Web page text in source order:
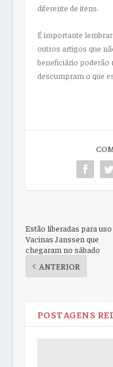
diferente de itens.
É importante
outros artigos que
beneficiário poderão
descumpram o que
Estão liberadas para uso
Vacinas Janssen que
chegaram no sábado
ANTERIOR
POSTAGENS